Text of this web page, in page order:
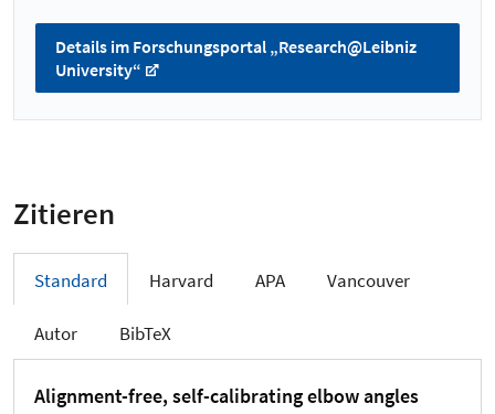
Details im Forschungsportal „Research@Leibniz
University“
Zitieren
Standard Harvard APA Vancouver
Autor BibTeX
Alignment-free, self-calibrating elbow angles